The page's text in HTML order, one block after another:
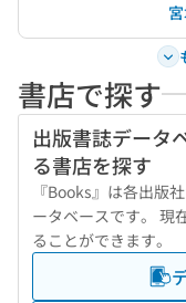
書店で探す
出版書誌データ
る書店を探す
『Books』は各出版
ータベースです。 現
ることができます。